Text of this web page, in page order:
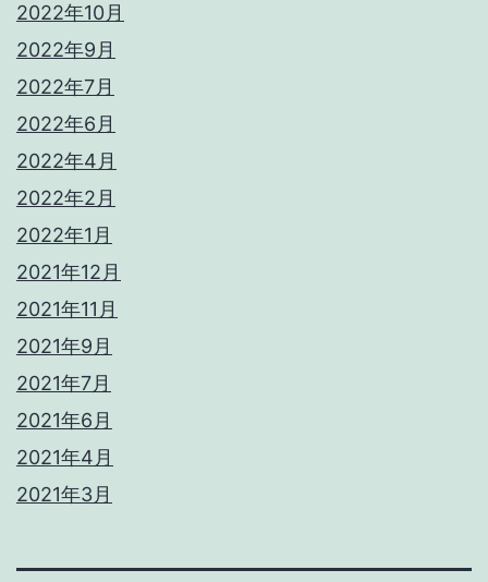
2022年10月
2022年9月
2022年7月
2022年6月
2022年4月
2022年2月
2022年1月
2021年12月
2021年11月
2021年9月
2021年7月
2021年6月
2021年4月
2021年3月